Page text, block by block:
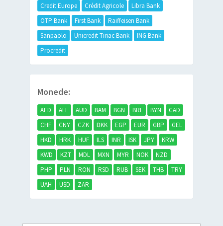
Credit Europe
Crédit Agricole
Libra Bank
OTP Bank
First Bank
Raiffeisen Bank
Sanpaolo
Unicredit Tiriac Bank
ING Bank
Procredit
Monede:
AED ALL AUD BAM BGN BRL BYN
CAD
CHF
CNY CZK DKK EGP EUR GBP
GEL
HKD
HRK HUF ILS INR ISK JPY
KRW
KWD
KZT MDL MXN MYR NOK
NZD
PHP
PLN RON RSD RUB SEK THB
TRY
UAH
USD ZAR